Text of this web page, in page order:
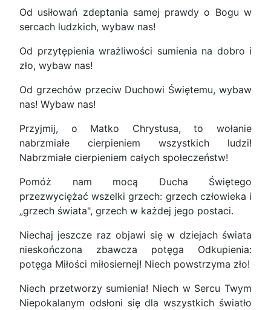
Od usiłowań zdeptania samej prawdy o Bogu w
sercach ludzkich, wybaw nas!
Od przytępienia wrażliwości sumienia na dobro i
zło, wybaw nas!
Od grzechów przeciw Duchowi Świętemu, wybaw
nas! Wybaw nas!
Przyjmij, o Matko Chrystusa, to wołanie
nabrzmiałe cierpieniem wszystkich ludzi!
Nabrzmiałe cierpieniem całych społeczeństw!
Pomóż nam mocą Ducha Świętego
przezwyciężać wszelki grzech: grzech człowieka i
„grzech świata", grzech w każdej jego postaci.
Niechaj jeszcze raz objawi się w dziejach świata
nieskończona zbawcza potęga Odkupienia:
potęga Miłości miłosiernej! Niech powstrzyma zło!
Niech przetworzy sumienia! Niech w Sercu Twym
Niepokalanym odsłoni się dla wszystkich światło